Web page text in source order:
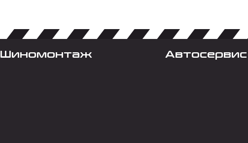
Шиномонтаж Автосервис